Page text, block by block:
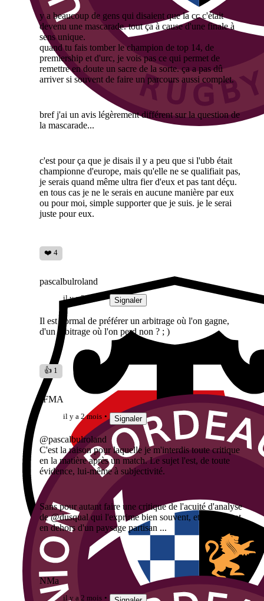
y a beaucoup de gens qui disaient que la cc c'était
devenu une mascarade. tout ça à cause d'une finale à
sens unique.
quand tu fais tomber le champion de top 14, de
premiership et d'urc, je vois pas ce qui permet de
remettre en doute un sacre de la sorte. ça a pas dû
arriver si souvent de faire un parcours aussi complet.
bref j'ai un avis légèrement différent sur la question de
la mascarade...
c'est pour ça que je disais il y a peu que si l'ubb était
championne d'europe, mais qu'elle ne se qualifiait pas,
je serais quand même ultra fier d'eux et pas tant déçu.
en tous cas je ne le serais en aucune manière par eux
ou pour moi, simple supporter que je suis. je le serai
juste pour eux.
❤️ 4
pascalbulroland
il y a 2 mois Signaler
Il est normal de préférer un arbitrage où l'on gagne,
d'un arbitrage où l'on perd non ? ; )
👍 1
JFMA
il y a 2 mois Signaler
@pascalbulroland
C'est la raison pour laquelle je m'interdis toute critique
en la matière après un match. Le sujet l'est, de toute
évidence, lui-même à subjectivité.
Sans pour autant faire une critique de l'acuité d'analyse
de @dusqual qui l'exprime bien souvent, et tout autant,
en dehors d'un paysage partisan ...
NMa
il y a 2 mois